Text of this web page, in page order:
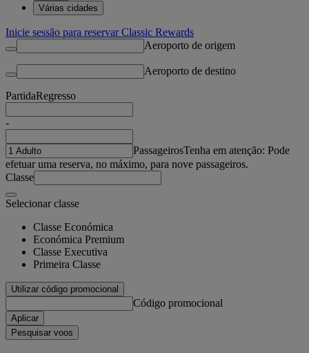
Várias cidades
Inicie sessão para reservar Classic Rewards
Aeroporto de origem
Aeroporto de destino
PartidaRegresso
-
PassageirosTenha em atenção: Pode
efetuar uma reserva, no máximo, para nove passageiros.
Classe
Selecionar classe
Classe Económica
Económica Premium
Classe Executiva
Primeira Classe
Utilizar código promocional
Código promocional
Aplicar
Pesquisar voos